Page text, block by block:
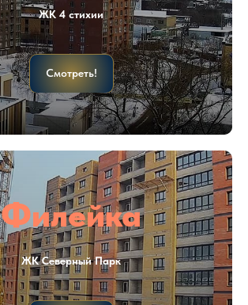
ЖК 4 стихии
Смотреть!
Филейка
ЖК Северный Парк